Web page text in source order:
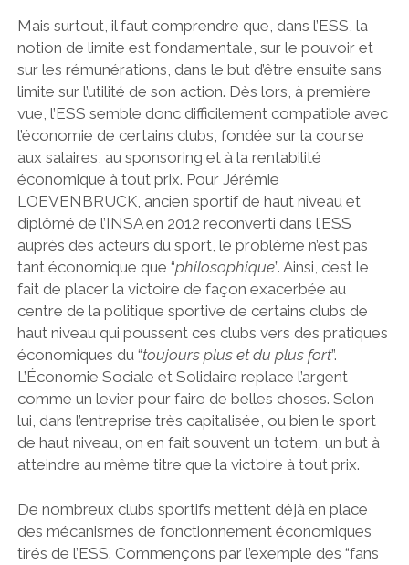
Mais surtout, il faut comprendre que, dans l’ESS, la
notion de limite est fondamentale, sur le pouvoir et
sur les rémunérations, dans le but d’être ensuite sans
limite sur l’utilité de son action. Dès lors, à première
vue, l’ESS semble donc difficilement compatible avec
l’économie de certains clubs, fondée sur la course
aux salaires, au sponsoring et à la rentabilité
économique à tout prix. Pour Jérémie
LOEVENBRUCK, ancien sportif de haut niveau et
diplômé de l’INSA en 2012 reconverti dans l’ESS
auprès des acteurs du sport, le problème n’est pas
tant économique que “philosophique”. Ainsi, c’est le
fait de placer la victoire de façon exacerbée au
centre de la politique sportive de certains clubs de
haut niveau qui poussent ces clubs vers des pratiques
économiques du “toujours plus et du plus fort”.
L’Économie Sociale et Solidaire replace l’argent
comme un levier pour faire de belles choses. Selon
lui, dans l’entreprise très capitalisée, ou bien le sport
de haut niveau, on en fait souvent un totem, un but à
atteindre au même titre que la victoire à tout prix.
De nombreux clubs sportifs mettent déjà en place
des mécanismes de fonctionnement économiques
tirés de l’ESS. Commençons par l’exemple des “fans